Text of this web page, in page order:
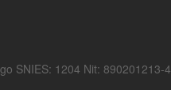
SNIES: 1204 Nit: 890201213-4